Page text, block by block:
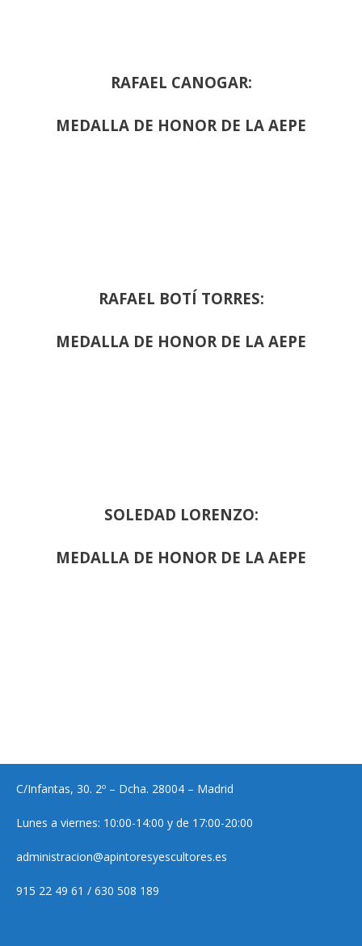
RAFAEL CANOGAR:
MEDALLA DE HONOR DE LA AEPE
RAFAEL BOTÍ TORRES:
MEDALLA DE HONOR DE LA AEPE
SOLEDAD LORENZO:
MEDALLA DE HONOR DE LA AEPE
C/Infantas, 30. 2º – Dcha. 28004 – Madrid
Lunes a viernes: 10:00-14:00 y de 17:00-20:00
administracion@apintoresyescultores.es
915 22 49 61 / 630 508 189